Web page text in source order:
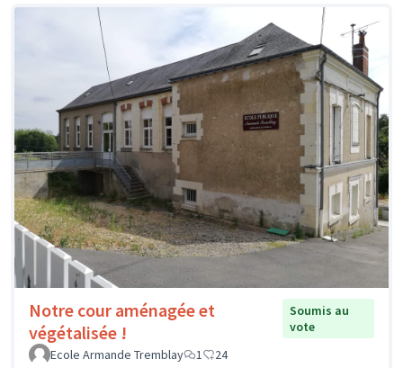
Notre cour aménagée et
végétalisée !
Soumis au
vote
Ecole Armande Tremblay
1 24